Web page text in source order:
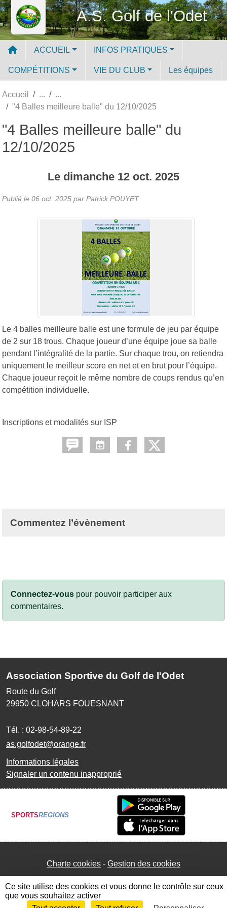
A.S. Golf de l'Odet
ACCUEIL INFOS PRATIQUES
COMPÉTITIONS VIE DU CLUB Les équipes
Accueil
"4 Balles meilleure balle" du 12/10/2025
"4 Balles meilleure balle" du
12/10/2025
Le dimanche 12 oct. 2025
Publié le 06 oct. 2025 par Patrick POUYET
Le 4 balles meilleure balle est une formule de jeu par équipe
de 2 sur 18 trous. Chaque joueur d’une équipe joue sa balle
pendant l’intégralité de la partie. Sur chaque trou, on retiendra
uniquement le meilleur score en net et en brut pour l’équipe.
Chaque joueur reçoit le même nombre de coups rendus qu’en
compétition individuelle.
Inscriptions et modalités sur ISP
Commentez l’évènement
Connectez-vous pour pouvoir participer aux
commentaires.
Association Sportive du Golf de l'Odet
Route du Golf
29950 CLOHARS FOUESNANT
Tél. : 02-98-54-89-22
as.golfodet@orange.fr
Informations légales
Signaler un contenu inapproprié
SPORTSREGIONS
Charte cookies Gestion des cookies
Panneau de gestion des cookies
Ce site utilise des cookies et vous donne le contrôle sur ceux
que vous souhaitez activer